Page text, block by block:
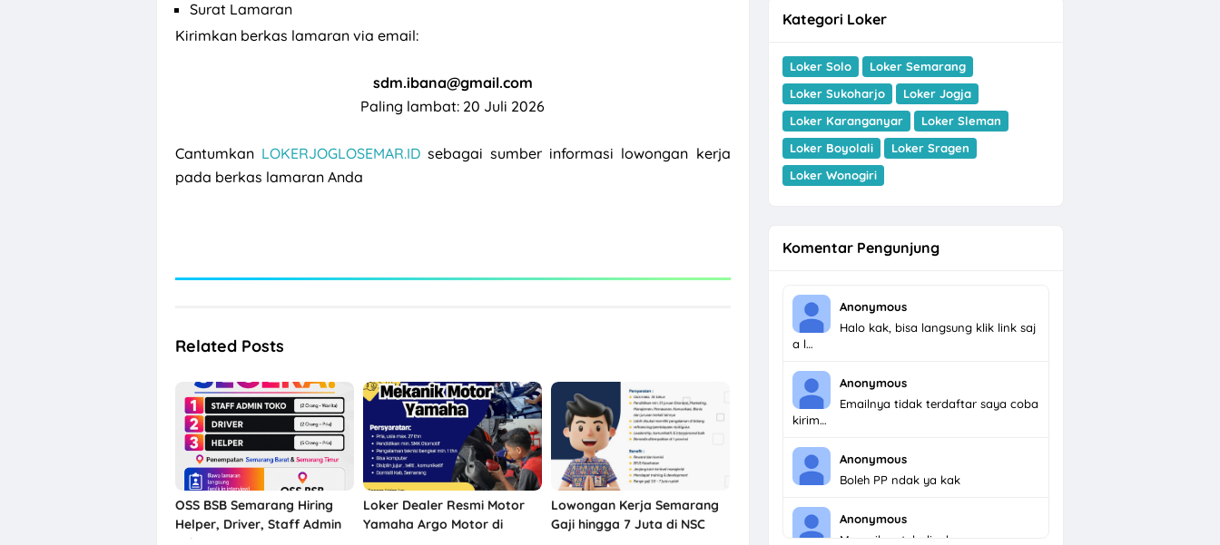
Surat Lamaran
Kirimkan berkas lamaran via email:
sdm.ibana@gmail.com
Paling lambat: 20 Juli 2026
Cantumkan LOKERJOGLOSEMAR.ID sebagai sumber informasi lowongan kerja
pada berkas lamaran Anda
Related Posts
OSS BSB Semarang Hiring
Helper, Driver, Staff Admin
Loker Dealer Resmi Motor
Yamaha Argo Motor di
Lowongan Kerja Semarang
Gaji hingga 7 Juta di NSC
Kategori Loker
Loker Solo
Loker Semarang
Loker Sukoharjo
Loker Jogja
Loker Karanganyar
Loker Sleman
Loker Boyolali
Loker Sragen
Loker Wonogiri
Komentar Pengunjung
Anonymous
Halo kak, bisa langsung klik link saj
a l…
Anonymous
Emailnya tidak terdaftar saya coba
kirim…
Anonymous
Boleh PP ndak ya kak
Anonymous
Menarik untuk dicoba